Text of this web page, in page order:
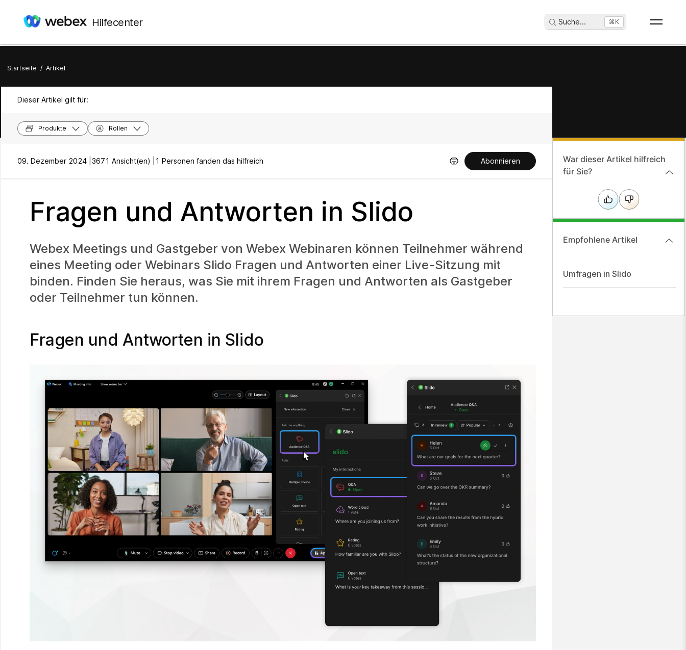
Hilfecenter Suche... ⌘K
Startseite / Artikel
Dieser Artikel gilt für:
Produkte Rollen
09. Dezember 2024 | 3671 Ansicht(en) | 1 Personen fanden das hilfreich Abonnieren
Fragen und Antworten in Slido
Webex Meetings und Gastgeber von Webex Webinaren können Teilnehmer während
eines Meeting oder Webinars Slido Fragen und Antworten einer Live-Sitzung mit
binden. Finden Sie heraus, was Sie mit ihrem Fragen und Antworten als Gastgeber
oder Teilnehmer tun können.
Fragen und Antworten in Slido
War dieser Artikel hilfreich
für Sie?
Empfohlene Artikel
Umfragen in Slido